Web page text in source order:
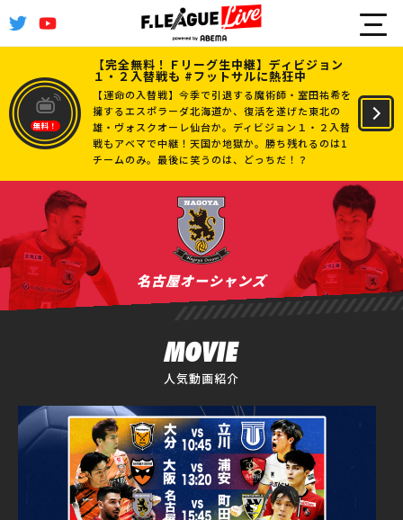
無料！
【完全無料！Ｆリーグ生中継】ディビジョン
１・２入替戦も #フットサルに熱狂中
【運命の入替戦】今季で引退する魔術師・室田祐希を
擁するエスポラーダ北海道か、復活を遂げた東北の
雄・ヴォスクオーレ仙台か。ディビジョン１・２入替
戦もアベマで中継！天国か地獄か。勝ち残れるのは1
チームのみ。最後に笑うのは、どっちだ！？
名古屋オーシャンズ
MOVIE
人気動画紹介